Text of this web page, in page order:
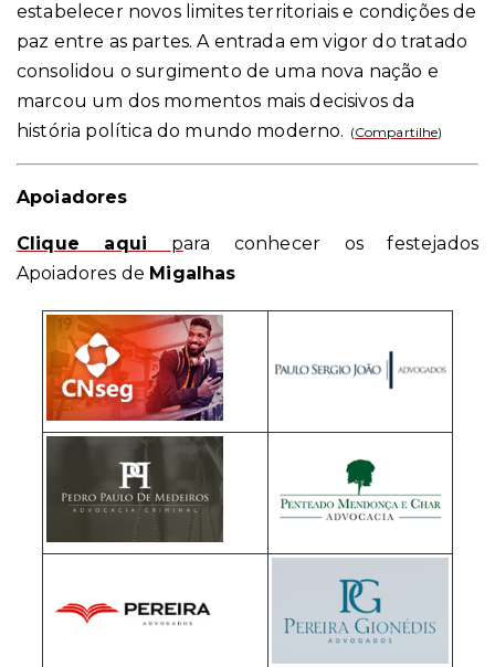
estabelecer novos limites territoriais e condições de
paz entre as partes. A entrada em vigor do tratado
consolidou o surgimento de uma nova nação e
marcou um dos momentos mais decisivos da
história política do mundo moderno. (Compartilhe)
Apoiadores
Clique aqui para conhecer os festejados
Apoiadores de Migalhas